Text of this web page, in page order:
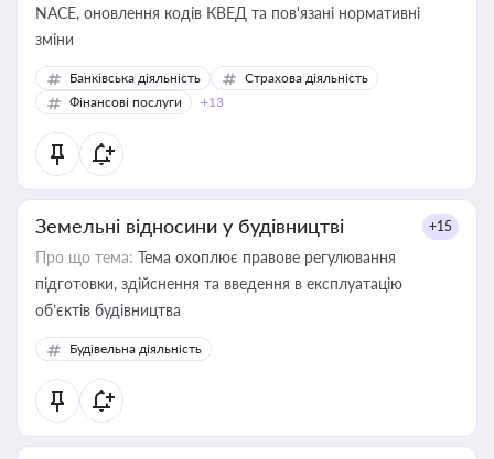
NACE, оновлення кодів КВЕД та пов'язані нормативні
зміни
Банківська діяльність
Страхова діяльність
Фінансові послуги
+13
Земельні відносини у будівництві +15
Про що тема: Тема охоплює правове регулювання
підготовки, здійснення та введення в експлуатацію
об’єктів будівництва
Будівельна діяльність